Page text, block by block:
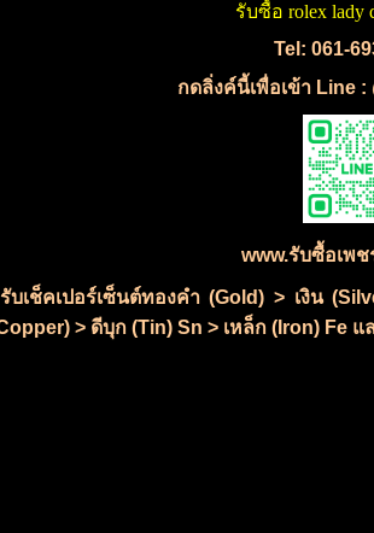
รับซื้อ rolex lady
Tel: 061-
กดลิ่งค์นี้เพื่อเข้า Line :
www.รับซื้อเพ
รับเช็คเปอร์เซ็นต์ทองคำ (Gold) > เงิน
> ดีบุก (Tin) Sn > เหล็ก (Iron) Fe